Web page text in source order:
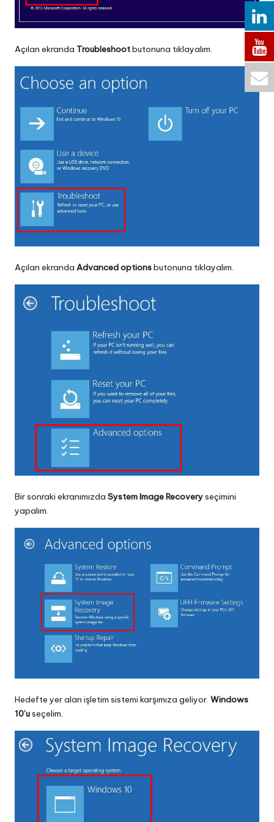
Açılan ekranda Troubleshootbutonuna tıklayalım.
Açılan ekranda Advanced optionsbutonuna tıklayalım.
Bir sonraki ekranımızda System Image Recoveryseçimini
yapalım.
Hedefte yer alan işletim sistemi karşımıza geliyor. Windows
10’useçelim.